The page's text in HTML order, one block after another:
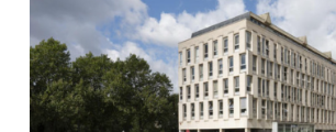
programme de
Curadores